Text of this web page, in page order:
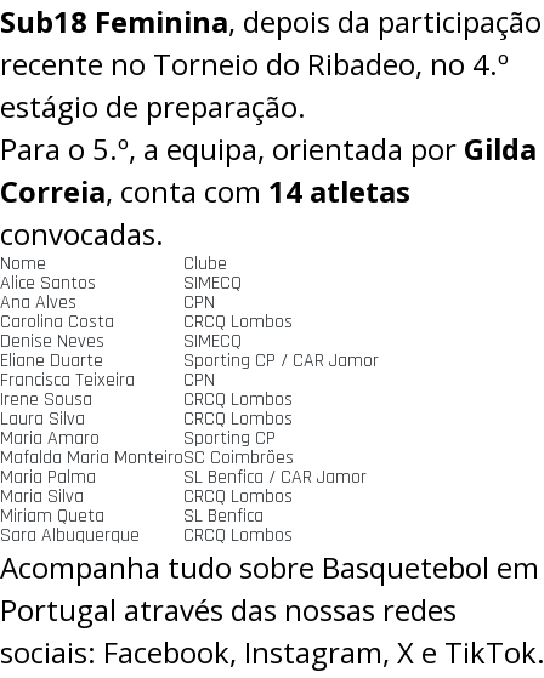
Sub18 Feminina, depois da participação
recente no Torneio do Ribadeo, no 4.º
estágio de preparação.
Para o 5.º, a equipa, orientada por Gilda
Correia, conta com 14 atletas
convocadas.
Nome Clube
Alice Santos SIMECQ
Ana Alves CPN
Carolina Costa CRCQ Lombos
Denise Neves SIMECQ
Eliane Duarte Sporting CP / CAR Jamor
Francisca Teixeira CPN
Irene Sousa CRCQ Lombos
Laura Silva CRCQ Lombos
Maria Amaro Sporting CP
Mafalda Maria MonteiroSC Coimbrões
Maria Palma SL Benfica / CAR Jamor
Maria Silva CRCQ Lombos
Miriam Queta SL Benfica
Sara Albuquerque CRCQ Lombos
Acompanha tudo sobre Basquetebol em
Portugal através das nossas redes
sociais: Facebook, Instagram, X e TikTok.